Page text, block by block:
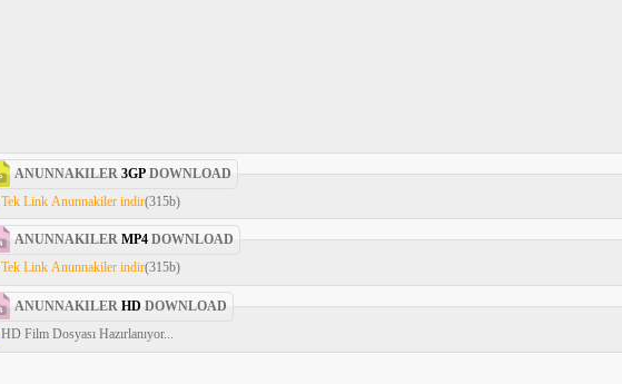
ANUNNAKILER 3GP DOWNLOAD
Tek Link Anunnakiler indir(315b)
ANUNNAKILER MP4 DOWNLOAD
Tek Link Anunnakiler indir(315b)
ANUNNAKILER HD DOWNLOAD
HD Film Dosyası Hazırlanıyor...